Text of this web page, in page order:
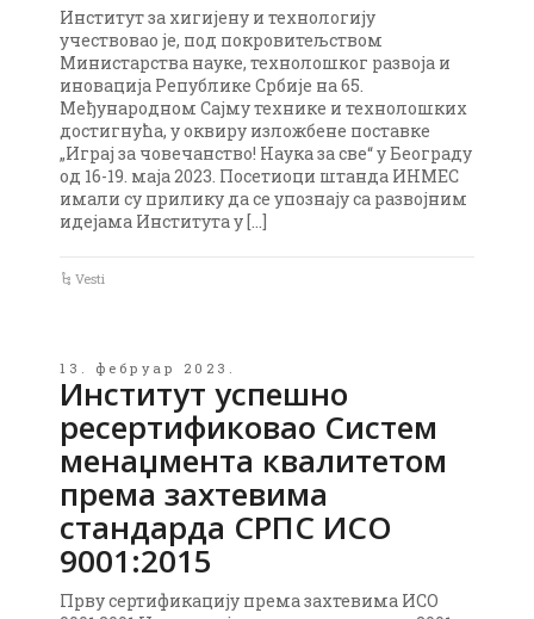
Институт за хигијену и технологију
учествовао је, под покровитељством
Министарства науке, технолошког развоја и
иновација Републике Србије на 65.
Међународном Сајму технике и технолошких
достигнућа, у оквиру изложбене поставке
„Играј за човечанство! Наука за све“ у Београду
од 16-19. маја 2023. Посетиоци штанда ИНМЕС
имали су прилику да се упознају са развојним
идејама Института у […]
Vesti
13. фебруар 2023.
Институт успешно
ресертификовао Систем
менаџмента квалитетом
према захтевима
стандарда СРПС ИСО
9001:2015
Прву сертификацију према захтевима ИСО